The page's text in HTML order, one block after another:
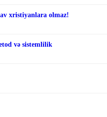
xristiyanlara olmaz!
və sistemlilik